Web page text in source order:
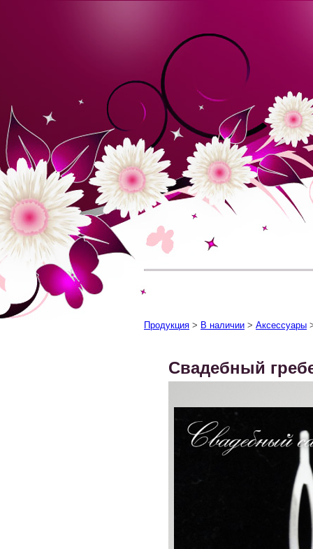
Продукция > В наличии > Аксессуары
Свадебный